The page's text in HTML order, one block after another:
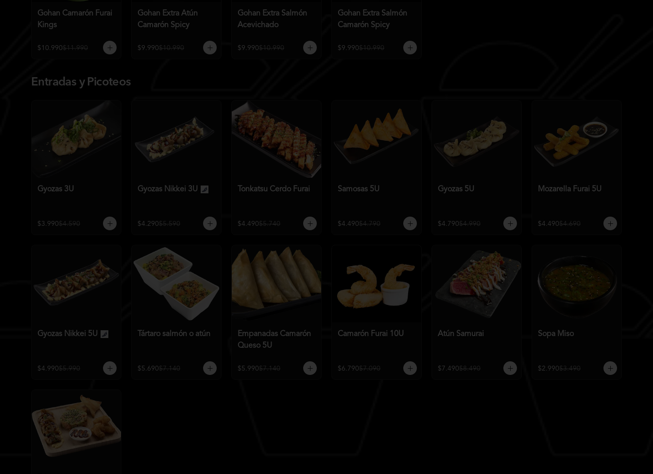
Gohan Camarón Furai
Kings
$10.990$11.990
Gohan Extra Atún
Camarón Spicy
$9.990$10.990
Gohan Extra Salmón
Acevichado
$9.990$10.990
Gohan Extra Salmón
Camarón Spicy
$9.990$10.990
Entradas y Picoteos
Gyozas 3U
$3.990$4.590
Gyozas Nikkei 3U
$4.290$5.590
Tonkatsu Cerdo Furai
$4.490$5.740
Samosas 5U
$4.490$4.790
Gyozas 5U
$4.790$4.990
Mozarella Furai 5U
$4.490$4.690
Gyozas Nikkei 5U
$4.990$5.990
Tártaro salmón o atún
$5.690$7.140
Empanadas Camarón
Queso 5U
$5.990$7.140
Camarón Furai 10U
$6.790$7.090
Atún Samurai
$7.490$8.490
Sopa Miso
$2.990$3.490